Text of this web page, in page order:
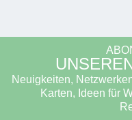
Neuigkeiten,
Karten, Ideen für